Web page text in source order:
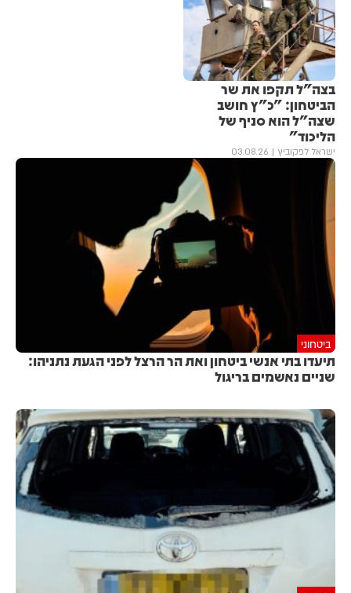
בצה"ל תקפו את שר
הביטחון: "כ"ץ חושב
שצה"ל הוא סניף של
הליכוד"
ישראל לפקוביץ 03.08.26
ביטחוני
תיעדו בתי אנשי ביטחון ואת הר הרצל לפני הגעת נתניהו:
שניים נאשמים בריגול